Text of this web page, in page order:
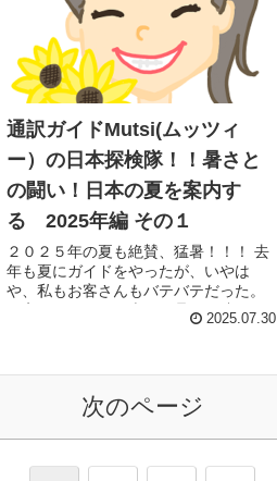
通訳ガイドMutsi(ムッツィ
ー）の日本探検隊！！暑さと
の闘い！日本の夏を案内す
る 2025年編 その１
２０２５年の夏も絶賛、猛暑！！！ 去
年も夏にガイドをやったが、いやは
や、私もお客さんもバテバテだった。
お客さんには、日本の猛暑は、凄いの
で、あまりこの時期に来るのを勧めて
2025.07.30
次のページ